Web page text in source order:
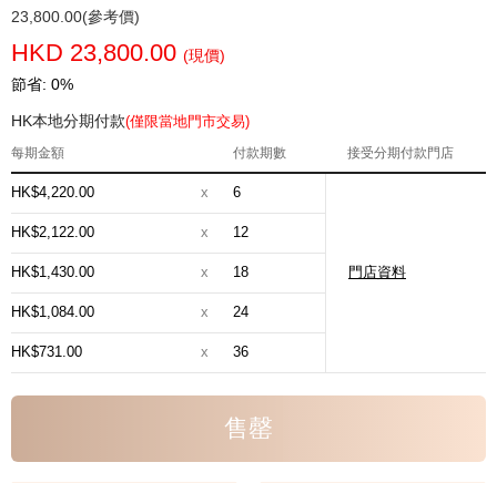
23,800.00(參考價)
HKD 23,800.00 (現價)
節省: 0%
HK本地分期付款(僅限當地門市交易)
每期金額 付款期數 接受分期付款門店
HK$4,220.00 x 6
門店資料
HK$2,122.00 x 12
HK$1,430.00 x 18
HK$1,084.00 x 24
HK$731.00 x 36
售罄